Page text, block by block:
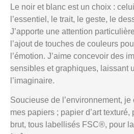
Le noir et blanc est un choix :
l’essentiel, le trait, le geste, le
J’apporte une attention
l’ajout de touches de couleurs
l’émotion. J’aime concevoir des
sensibles et graphiques, laissant
l’imaginaire.
Soucieuse de l’environnement,
mes papiers ; papier d’art
brut, tous labellisés FSC®, pour